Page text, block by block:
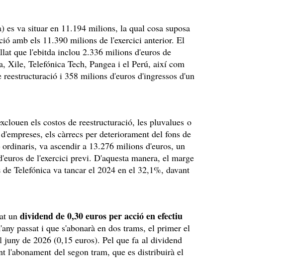
es va situar en 11.194 milions, la qual cosa suposa
amb els 11.390 milions de l'exercici anterior. El
que l'ebitda inclou 2.336 milions d'euros de
Xile, Telefónica Tech, Pangea i el Perú, així com
reestructuració i 358 milions d'euros d'ingressos d'un
els costos de reestructuració, les pluvalues o
els càrrecs per deteriorament del fons de
va ascendir a 13.276 milions d'euros, un
de l'exercici previ. D'aquesta manera, el marge
Telefónica va tancar el 2024 en el 32,1%, davant
un dividend de 0,30 euros per acció en efectiu
passat i que s'abonarà en dos trams, el primer el
juny de 2026 (0,15 euros). Pel que fa al dividend
l'abonament del segon tram, que es distribuirà el